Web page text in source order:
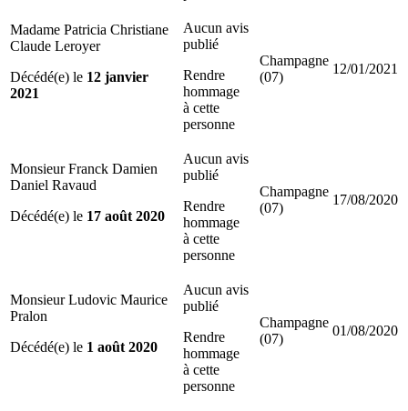
Madame Patricia Christiane
Claude Leroyer
Décédé(e) le 12 janvier
2021
Aucun avis
publié
Rendre
hommage
à cette
personne
Champagne
(07)
12/01/2021
Monsieur Franck Damien
Daniel Ravaud
Décédé(e) le 17 août 2020
Aucun avis
publié
Rendre
hommage
à cette
personne
Champagne
(07)
17/08/2020
Monsieur Ludovic Maurice
Pralon
Décédé(e) le 1 août 2020
Aucun avis
publié
Rendre
hommage
à cette
personne
Champagne
(07)
01/08/2020